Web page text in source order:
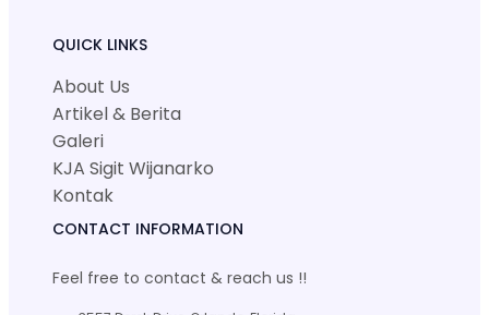
QUICK LINKS
About Us
Artikel & Berita
Galeri
KJA Sigit Wijanarko
Kontak
CONTACT INFORMATION
Feel free to contact & reach us !!